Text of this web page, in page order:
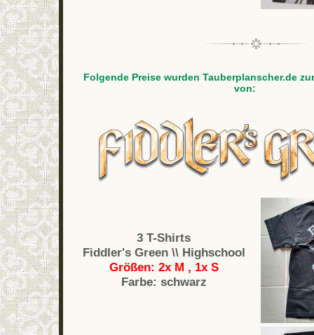
Folgende Preise wurden Tauberplanscher.de
von:
3 T-Shirts
Fiddler's Green \\ Highschool
Größen: 2x M , 1x S
Farbe: schwarz